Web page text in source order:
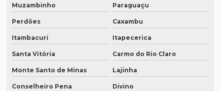
Muzambinho Paraguaçu
Perdões Caxambu
Itambacuri Itapecerica
Santa Vitória Carmo do Rio Claro
Monte Santo de Minas Lajinha
Conselheiro Pena Divino